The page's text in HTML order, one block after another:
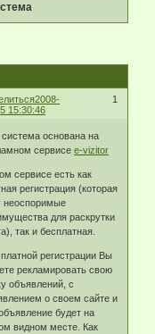
1
2008-
15:30:46
основана на
сервисеe-vizitor
сервисе есть как
регистрация (которая
неоспоримые
для раскрутки
так и бесплатная.
регистрации Вы
рекламировать свою
объявлений, с
о своем сайте и
будет на
видном месте. Как